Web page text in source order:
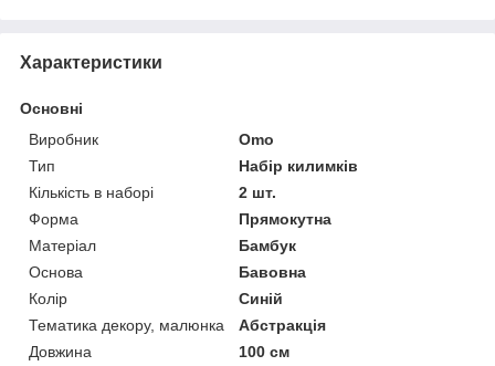
Характеристики
Основні
Виробник
Omo
Тип
Набір килимків
Кількість в наборі
2 шт.
Форма
Прямокутна
Матеріал
Бамбук
Основа
Бавовна
Колір
Синій
Тематика декору, малюнка
Абстракція
Довжина
100 см